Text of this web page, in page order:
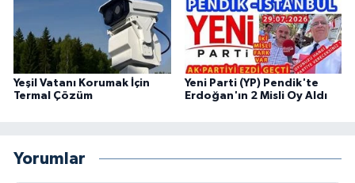
Yeşil Vatanı Korumak İçin
Termal Çözüm
Yeni Parti (YP) Pendik'te
Erdoğan'ın 2 Misli Oy Aldı
Yorumlar